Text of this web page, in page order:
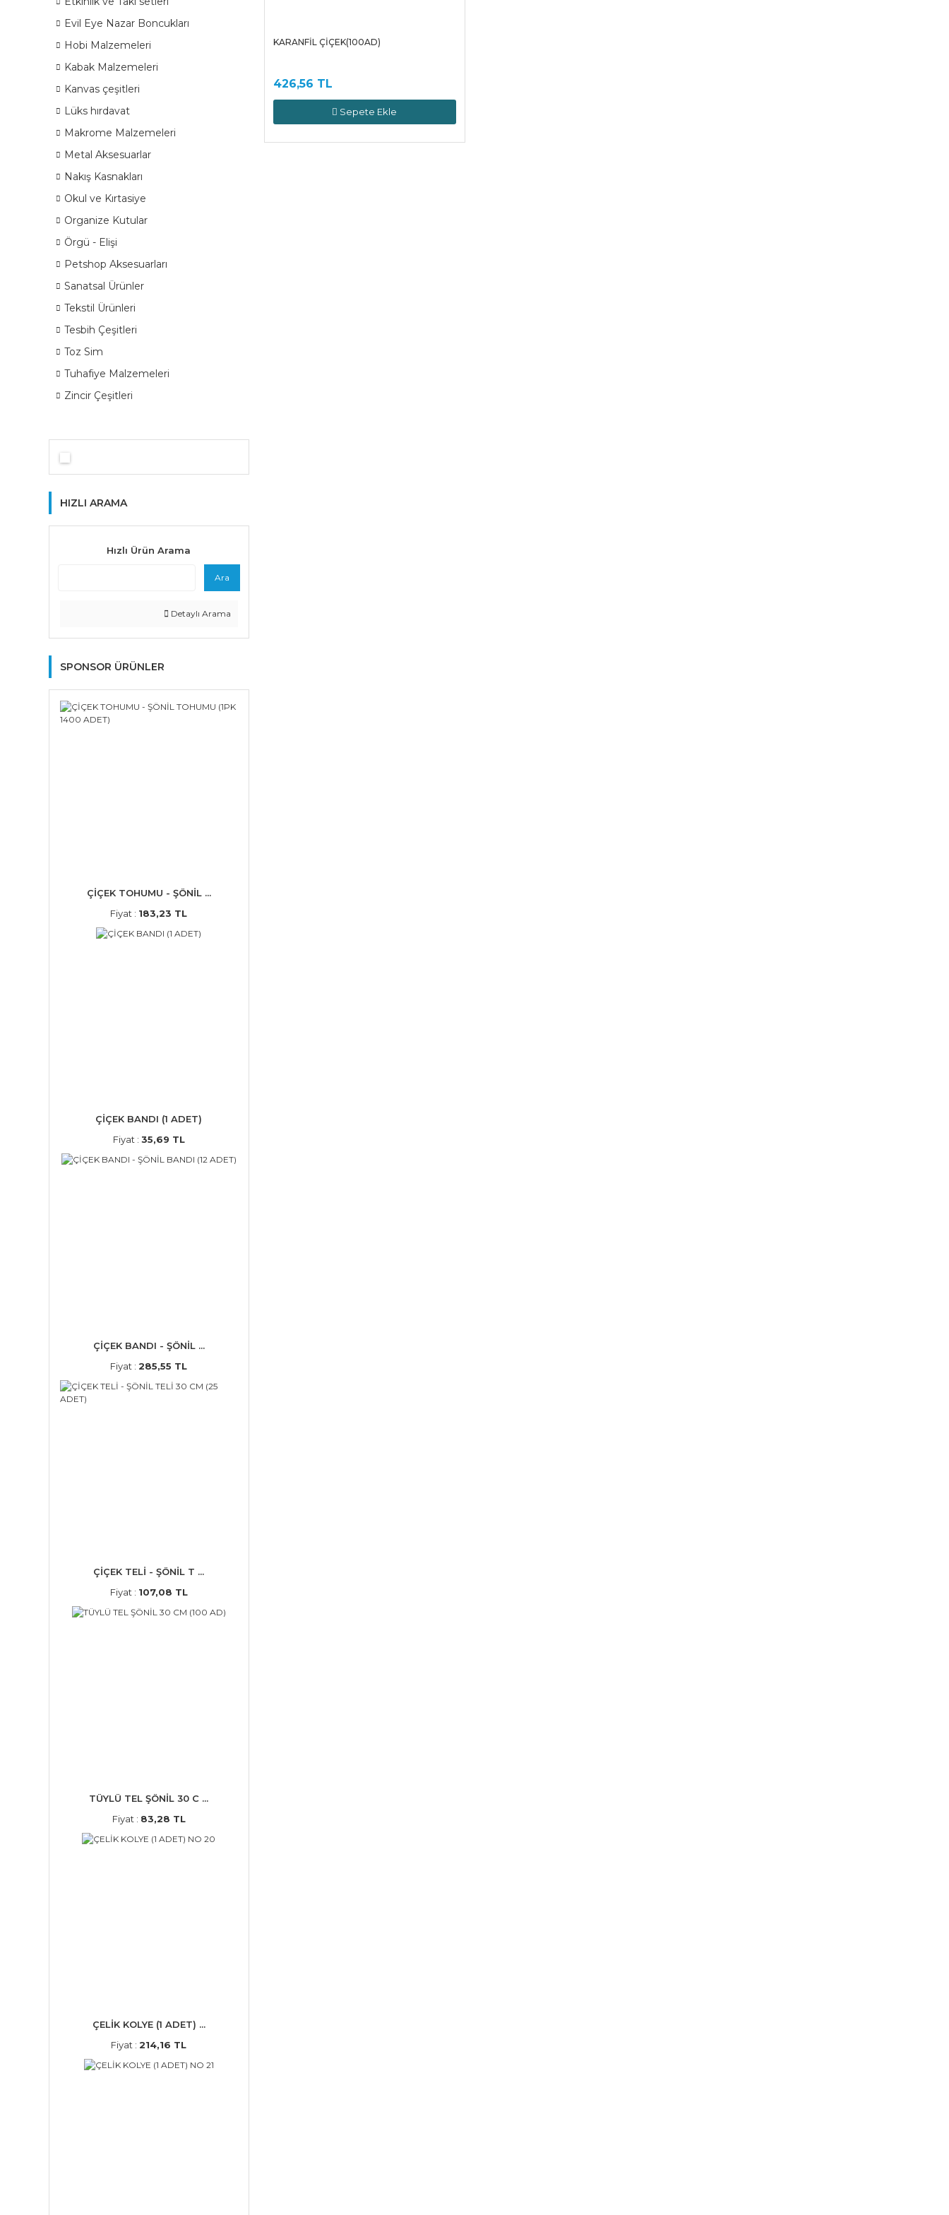
Evil Eye Nazar Boncukları
Hobi Malzemeleri
Kabak Malzemeleri
Kanvas çeşitleri
Lüks hırdavat
Makrome Malzemeleri
Metal Aksesuarlar
Nakış Kasnakları
Okul ve Kırtasiye
Organize Kutular
Örgü - Elişi
Petshop Aksesuarları
Sanatsal Ürünler
Tekstil Ürünleri
Tesbih Çeşitleri
Toz Sim
Tuhafiye Malzemeleri
Zincir Çeşitleri
HIZLI ARAMA
Hızlı Ürün Arama
Ara
Detaylı Arama
SPONSOR ÜRÜNLER
ÇİÇEK TOHUMU - ŞÖNİL ...
Fiyat : 183,23 TL
ÇİÇEK BANDI (1 ADET)
Fiyat : 35,69 TL
ÇİÇEK BANDI - ŞÖNİL ...
Fiyat :285,55 TL
ÇİÇEK TELİ - ŞÖNİL T ...
Fiyat : 107,08 TL
TÜYLÜ TEL ŞÖNİL 30 C ...
Fiyat : 83,28 TL
ÇELİK KOLYE (1 ADET) ...
Fiyat :214,16 TL
KARANFİL ÇİÇEK(100AD)
426,56 TL
Sepete Ekle